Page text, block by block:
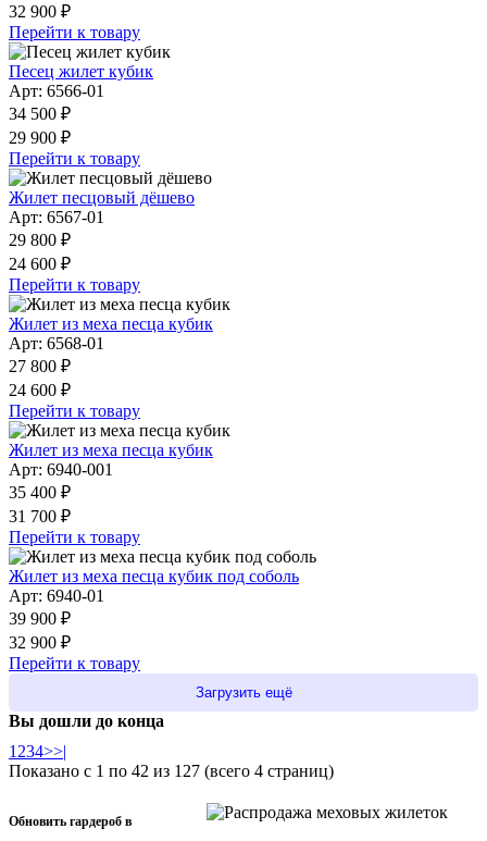
32 900 ₽
Перейти к товару
Песец жилет кубик
Арт: 6566-01
34 500 ₽
29 900 ₽
Перейти к товару
Жилет песцовый дёшево
Арт: 6567-01
29 800 ₽
24 600 ₽
Перейти к товару
Жилет из меха песца кубик
Арт: 6568-01
27 800 ₽
24 600 ₽
Перейти к товару
Жилет из меха песца кубик
Арт: 6940-001
35 400 ₽
31 700 ₽
Перейти к товару
Жилет из меха песца кубик под соболь
Арт: 6940-01
39 900 ₽
32 900 ₽
Перейти к товару
Загрузить ещё
Вы дошли до конца
1 234>>|
Показано с 1 по 42 из 127 (всего 4 страниц)
Обновить гардероб в